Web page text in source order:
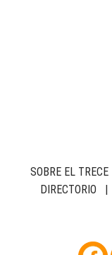
SOBRE EL TRECE
DIRECTORIO